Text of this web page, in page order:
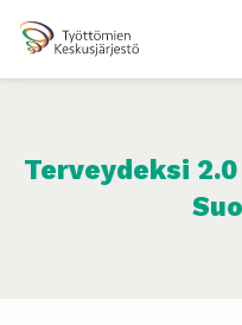
Terveydeksi